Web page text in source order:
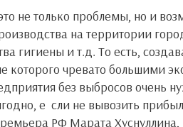
на территории
гигиены и т.д. То есть,
которого чревато большими
без выбросов очень
е сли не вывозить
РФ Марата Хуснуллина,